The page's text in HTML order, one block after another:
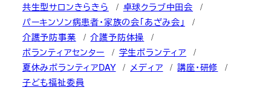
共生型サロンきらきら
卓球クラブ中田会
パーキンソン病患者・家族の会「あざみ会」
介護予防事業
介護予防体操
ボランティアセンター
学生ボランティア
夏休みボランティアDAY
メディア
講座・研修
子ども福祉委員